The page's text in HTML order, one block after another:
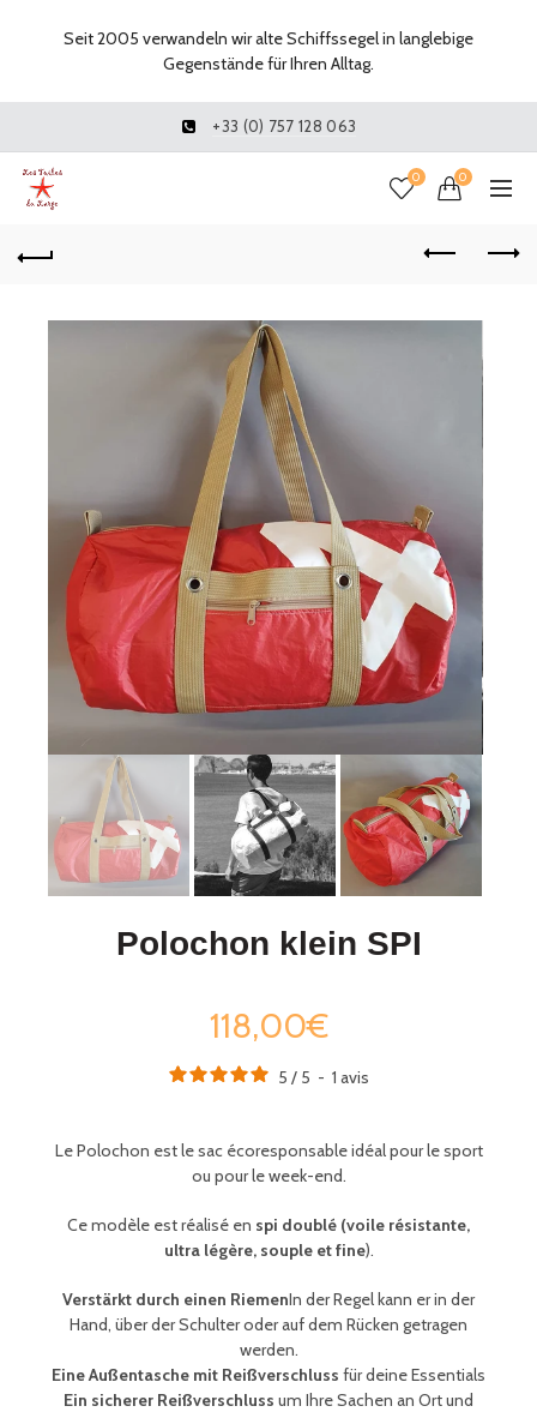
+33 (0) 757 128 063
0 0
Polochon klein SPI
118,00€
5 / 5 - 1 avis
Le Polochon est le sac écoresponsable idéal pour le sport
ou pour le week-end.
Ce modèle est réalisé en spi doublé (voile résistante,
ultra légère, souple et fine).
Verstärkt durch einen RiemenIn der Regel kann er in der
Hand, über der Schulter oder auf dem Rücken getragen
werden.
Eine Außentasche mit Reißverschluss für deine Essentials
Ein sicherer Reißverschluss um Ihre Sachen an Ort und
Seit 2005 verwandeln wir alte Schiffssegel in langlebige
Gegenstände für Ihren Alltag.